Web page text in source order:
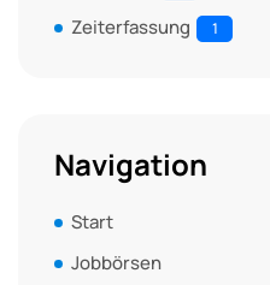
Zeiterfassung 1
Navigation
Start
Jobbörsen